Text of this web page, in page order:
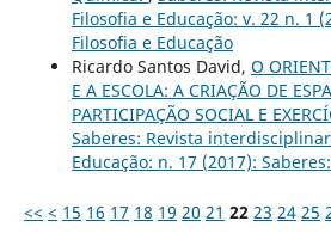
Filosofia e Educação: v. 22 n. 1
Filosofia e Educação
Ricardo Santos David, O
E A ESCOLA: A CRIAÇÃO DE
PARTICIPAÇÃO SOCIAL E
Saberes: Revista
Educação: n. 17 (2017):
<< < 15 16 17 18 19 20 21 22 23 24 25